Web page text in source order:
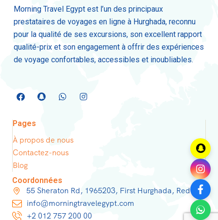
Morning Travel Egypt est l’un des principaux
prestataires de voyages en ligne à Hurghada, reconnu
pour la qualité de ses excursions, son excellent rapport
qualité-prix et son engagement à offrir des expériences
de voyage confortables, accessibles et inoubliables.
Pages
À propos de nous
Contactez-nous
Blog
Coordonnées
55 Sheraton Rd, 1965203, First Hurghada, Red Sea
info@morningtravelegypt.com
+2 012 757 200 00